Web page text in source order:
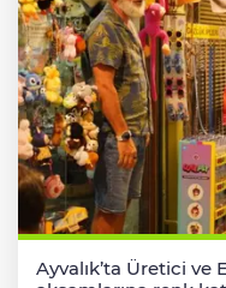
Ayvalık’ta Üretici ve